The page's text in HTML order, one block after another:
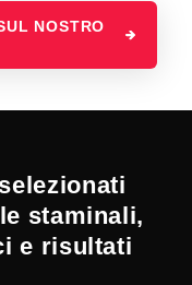
NOSTRO
staminali,
e risultati